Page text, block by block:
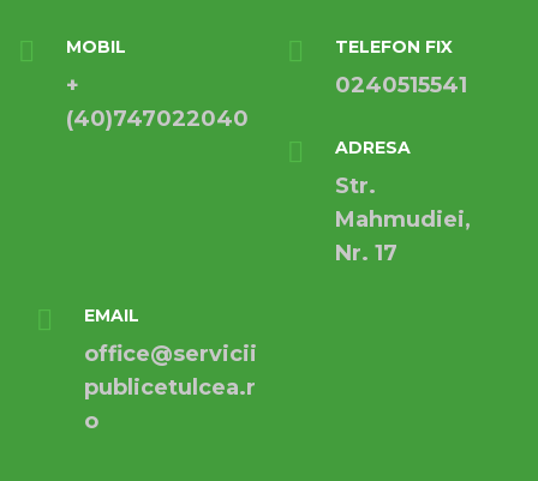
MOBIL
+
(40)747022040
TELEFON FIX
0240515541
ADRESA
Str.
Mahmudiei,
Nr. 17
EMAIL
office@servicii
publicetulcea.r
o